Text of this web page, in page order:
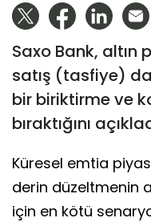
Saxo Bank, altın
satış (tasfiye)
bir biriktirme ve
bıraktığını
Küresel emtia
derin düzeltmenin
için en kötü